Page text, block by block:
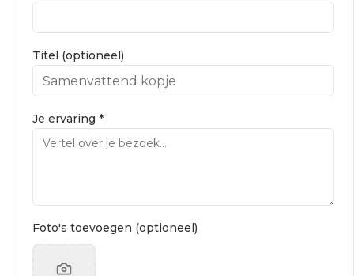
Titel (optioneel)
Je ervaring *
Foto's toevoegen (optioneel)